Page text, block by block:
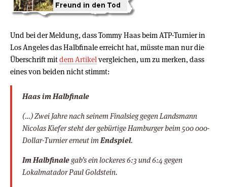
Und bei der Meldung, dass Tommy Haas beim ATP-Turnier in
Los Angeles das Halbfinale erreicht hat, müsste man nur die
Überschrift mitdem Artikel vergleichen, um zu merken, dass
eines von beiden nicht stimmt:
Haas im Halbfinale
(…) Zwei Jahre nach seinem Finalsieg gegen Landsmann
Nicolas Kiefer steht der gebürtige Hamburger beim 500 000-
Dollar-Turnier erneut im Endspiel.
Im Halbfinalegab’s ein lockeres 6:3 und 6:4 gegen
Lokalmatador Paul Goldstein.